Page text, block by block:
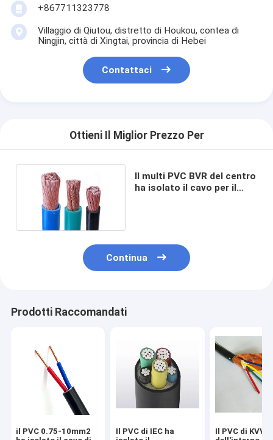
+867711323778
Villaggio di Qiutou, distretto di Houkou, contea di
Ningjin, città di Xingtai, provincia di Hebei
Contattaci
Ottieni Il Miglior Prezzo Per
Il multi PVC BVR del centro
ha isolato il cavo per il
Continua
Prodotti Raccomandati
il PVC 0.75-10mm2
Il PVC di IEC ha
Il PVC di KVVP